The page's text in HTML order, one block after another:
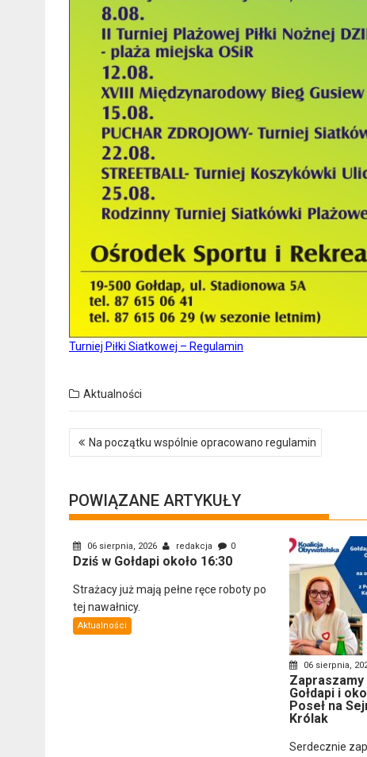
Turniej Piłki Siatkowej – Regulamin
Aktualności
Nawigacja
wpisuNa początku wspólnie opracowano regulamin
POWIĄZANE ARTYKUŁY
06 sierpnia, 2026 redakcja 0
Dziś w Gołdapi około 16:30
Strażacy już mają pełne ręce roboty po
tej nawałnicy.
Aktualności
06 sierpnia,
Gołdapi i
Poseł na
Królak
Serdecznie